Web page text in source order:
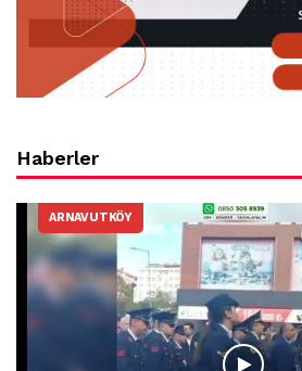
Haberler
ARNAVUTKÖY